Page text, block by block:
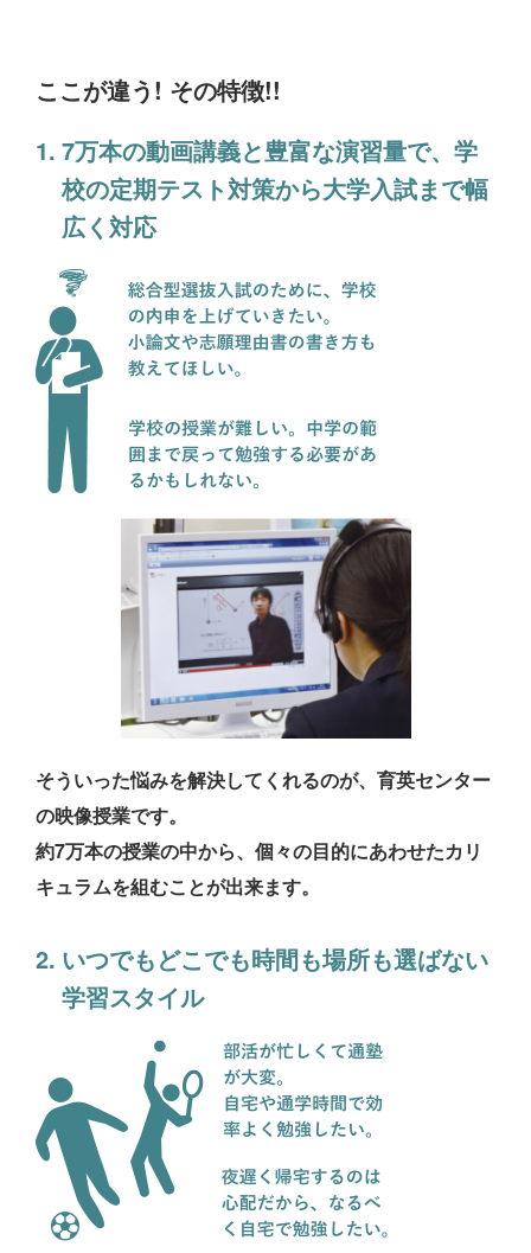
ここが違う! その特徴!!
7万本の動画講義と豊富な演習量で、学
校の定期テスト対策から大学入試まで幅
広く対応
そういった悩みを解決してくれるのが、育英センター
の映像授業です。
約7万本の授業の中から、個々の目的にあわせたカリ
キュラムを組むことが出来ます。
いつでもどこでも時間も場所も選ばない
学習スタイル